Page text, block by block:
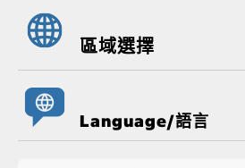
區域選擇
Language/語言